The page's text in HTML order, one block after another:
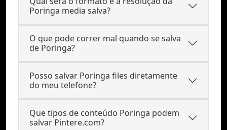
Poringa media salva?
O que pode correr mal quando se salva
de Poringa?
Posso salvar Poringa files diretamente
do meu telefone?
Que tipos de conteúdo Poringa podem
salvar Pintere.com?